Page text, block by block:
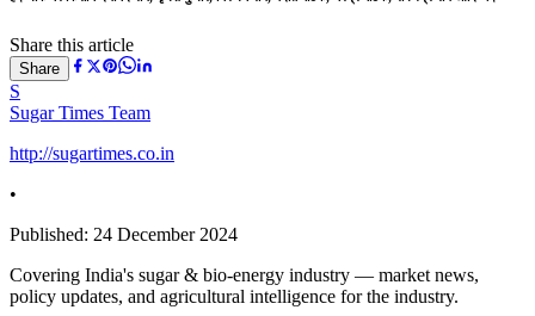
Share this article
Share
S
Sugar Times Team
http://sugartimes.co.in
•
Published: 24 December 2024
Covering India's sugar & bio-energy industry — market news,
policy updates, and agricultural intelligence for the industry.